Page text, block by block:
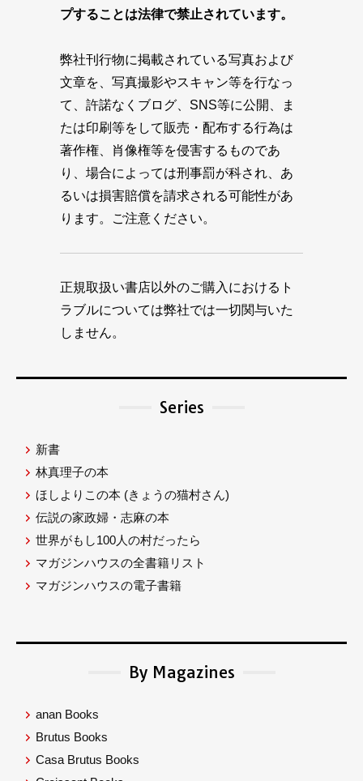
プすることは法律で禁止されています。
弊社刊行物に掲載されている写真および
文章を、写真撮影やスキャン等を行なっ
て、許諾なくブログ、SNS等に公開、ま
たは印刷等をして販売・配布する行為は
著作権、肖像権等を侵害するものであ
り、場合によっては刑事罰が科され、あ
るいは損害賠償を請求される可能性があ
ります。ご注意ください。
正規取扱い書店以外のご購入におけるト
ラブルについては弊社では一切関与いた
しません。
Series
新書
林真理子の本
ほしよりこの本 (きょうの猫村さん)
伝説の家政婦・志麻の本
世界がもし100人の村だったら
マガジンハウスの全書籍リスト
マガジンハウスの電子書籍
By Magazines
anan Books
Brutus Books
Casa Brutus Books